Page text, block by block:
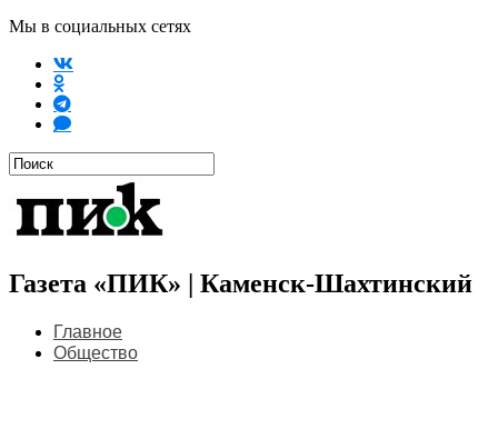
Мы в социальных сетях
Газета «ПИК» | Каменск-Шахтинский
Главное
Общество